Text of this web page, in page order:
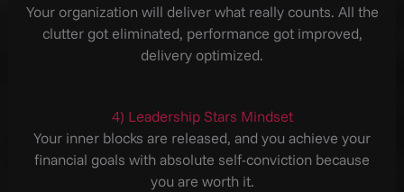
Your organization will deliver what really counts. All the
clutter got eliminated, performance got improved,
delivery optimized.
4) Leadership Stars Mindset
Your inner blocks are released, and you achieve your
financial goals with absolute self-conviction because
you are worth it.